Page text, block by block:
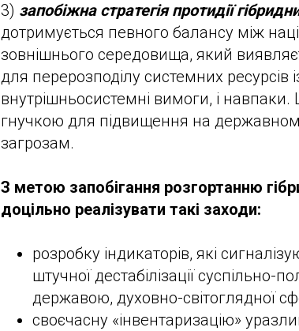
3) запобіжна стратегія протидії
дотримується певного балансу між
зовнішнього середовища, який
для перерозподілу системних ресурсів
внутрішньосистемні вимоги, і
гнучкою для підвищення на державному
загрозам.
З метою запобігання розгортанню
доцільно реалізувати такі заходи:
розробку індикаторів, які
штучної дестабілізації суспільно-
державою, духовно-світоглядної
своєчасну «інвентаризацію»